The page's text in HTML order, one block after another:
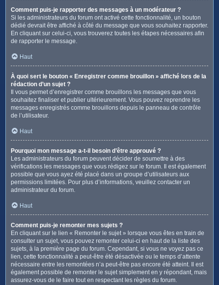
Comment puis-je rapporter des messages à un modérateur ?
Si les administrateurs du forum ont activé cette fonctionnalité, un bouton
dédié devrait être affiché à côté du message que vous souhaitez rapporter.
En cliquant sur celui-ci, vous trouverez toutes les étapes nécessaires afin
de rapporter le message.
Haut
À quoi sert le bouton « Enregistrer comme brouillon » affiché lors de la
rédaction d’un sujet ?
Il vous permet d’enregistrer comme brouillons les messages que vous
souhaitez finaliser et publier ultérieurement. Vous pouvez reprendre les
messages enregistrés comme brouillons depuis le panneau de contrôle
de l’utilisateur.
Haut
Pourquoi mon message a-t-il besoin d’être approuvé ?
Les administrateurs du forum peuvent décider de soumettre à des
vérifications les messages que vous rédigez sur le forum. Il est également
possible que vous ayez été placé dans un groupe d’utilisateurs aux
permissions limitées. Pour plus d’informations, veuillez contacter un
administrateur du forum.
Haut
Comment puis-je remonter mes sujets ?
En cliquant sur le lien « Remonter le sujet » lorsque vous êtes en train de
consulter un sujet, vous pouvez remonter celui-ci en haut de la liste des
sujets, à la première page du forum. Cependant, si vous ne voyez pas ce
lien, cette fonctionnalité a peut-être été désactivée ou le temps d’attente
nécessaire entre les remontées n’a peut-être pas encore été atteint. Il est
également possible de remonter le sujet simplement en y répondant, mais
assurez-vous de le faire tout en respectant les règles du forum.